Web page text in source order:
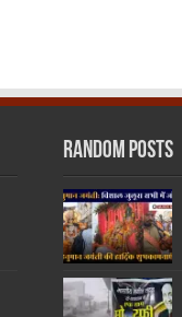
Random Posts